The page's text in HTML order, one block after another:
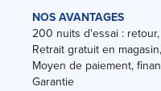
NOS AVANTAGES
200 nuits d'essai :
Retrait gratuit en
Moyen de paiement,
Garantie